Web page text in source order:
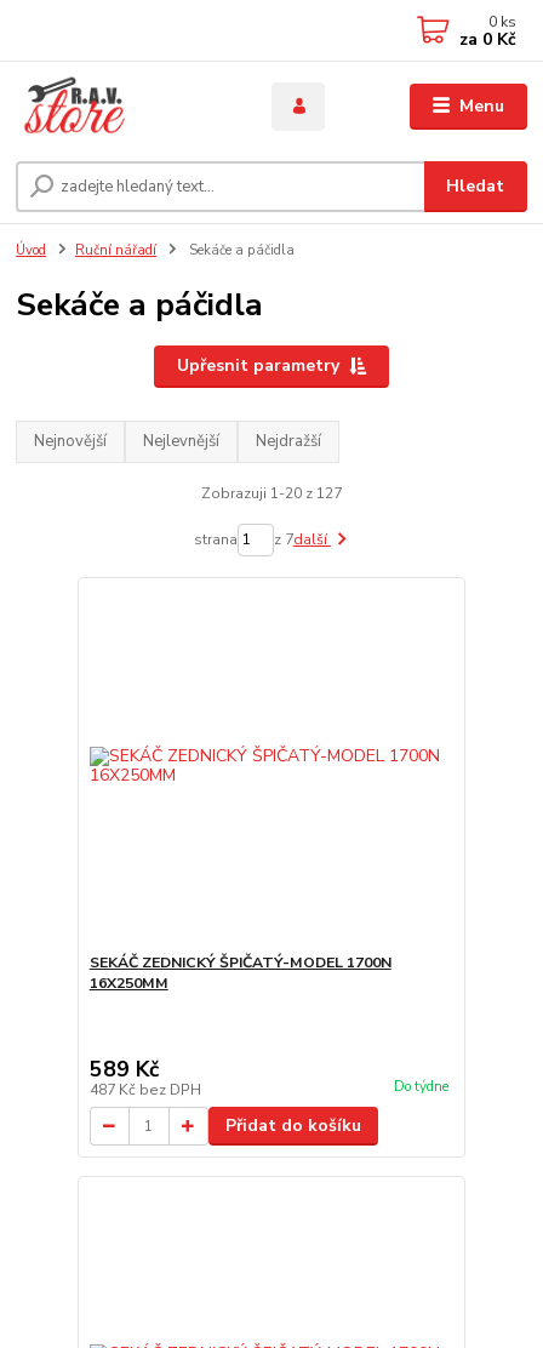
Menu
Hledat
0 ks
za 0 Kč
Úvod Ruční nářadí Sekáče a páčidla
Sekáče a páčidla
Upřesnit parametry
Nejnovější Nejlevnější Nejdražší
Zobrazuji 1-20 z 127
strana z 7další
SEKÁČ ZEDNICKÝ ŠPIČATÝ-MODEL 1700N
16X250MM
589 Kč
487 Kč bez DPH Do týdne
Přidat do košíku